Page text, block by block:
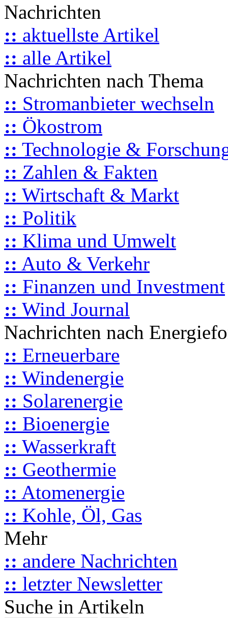
Nachrichten
:: aktuellste Artikel
:: alle Artikel
Nachrichten nach Thema
:: Stromanbieter wechseln
:: Ökostrom
:: Technologie &
:: Zahlen & Fakten
:: Wirtschaft & Markt
:: Politik
:: Klima und Umwelt
:: Auto & Verkehr
:: Finanzen und Investment
:: Wind Journal
Nachrichten nach
:: Erneuerbare
:: Windenergie
:: Solarenergie
:: Bioenergie
:: Wasserkraft
:: Geothermie
:: Atomenergie
:: Kohle, Öl, Gas
Mehr
:: andere Nachrichten
:: letzter Newsletter
Suche in Artikeln